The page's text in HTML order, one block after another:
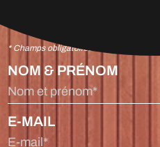
* Champs obligatoires
NOM & PRÉNOM
Nom et prénom*
E-MAIL
E-mail*